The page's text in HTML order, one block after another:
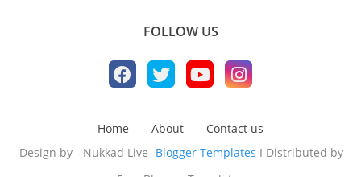
FOLLOW US
Home About
Contact us
Design by - Nukkad Live- Blogger Templates I Distributed by